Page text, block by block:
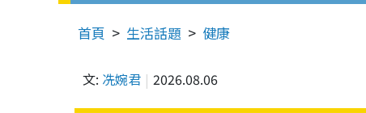
首頁 生活話題 健康
文: 冼婉君 2026.08.06